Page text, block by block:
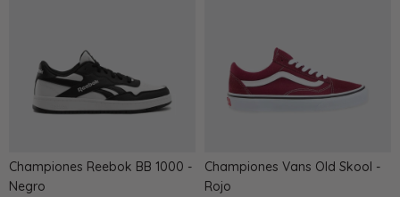
Championes Reebok BB 1000 -
Negro
Championes Vans Old Skool -
Rojo